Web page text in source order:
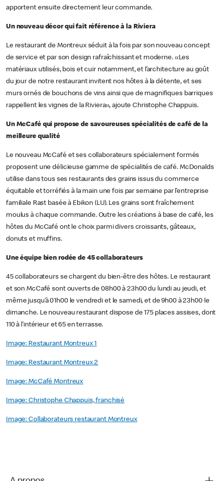
apportent ensuite directement leur commande.
Un nouveau décor qui fait référence à la Riviera
Le restaurant de Montreux séduit à la fois par son nouveau concept
de service et par son design rafraîchissant et moderne. «Les
matériaux utilisés, bois et cuir notamment, et l’architecture au goût
du jour de notre restaurant invitent nos hôtes à la détente, et ses
murs ornés de bouchons de vins ainsi que de magnifiques barriques
rappellent les vignes de la Riviera», ajoute Christophe Chappuis.
Un McCafé qui propose de savoureuses spécialités de café de la
meilleure qualité
Le nouveau McCafé et ses collaborateurs spécialement formés
proposent une délicieuse gamme de spécialités de café. McDonalds
utilise dans tous ses restaurants des grains issus du commerce
équitable et torréfiés à la main une fois par semaine par l’entreprise
familiale Rast basée à Ebikon (LU). Les grains sont fraîchement
moulus à chaque commande. Outre les créations à base de café, les
hôtes du McCafé ont le choix parmi divers croissants, gâteaux,
donuts et muffins.
Une équipe bien rodée de 45 collaborateurs
45 collaborateurs se chargent du bien-être des hôtes. Le restaurant
et son McCafé sont ouverts de 08h00 à 23h00 du lundi au jeudi, et
même jusqu’à 01h00 le vendredi et le samedi, et de 9h00 à 23h00 le
dimanche. Le nouveau restaurant dispose de 175 places assises, dont
110 à l’intérieur et 65 en terrasse.
Image: Restaurant Montreux 1
Image: Restaurant Montreux 2
Image: McCafé Montreux
Image: Christophe Chappuis, franchisé
Image: Collaborateurs restaurant Montreux